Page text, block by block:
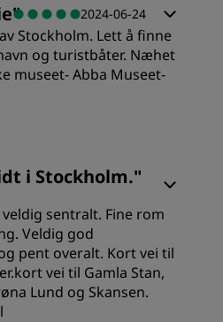
" 2024-06-24
Stockholm. Lett å finne
og turistbåter. Næhet
museet- Abba Museet-
i Stockholm."
sentralt. Fine rom
Veldig god
pent overalt. Kort vei til
vei til Gamla Stan,
Lund og Skansen.